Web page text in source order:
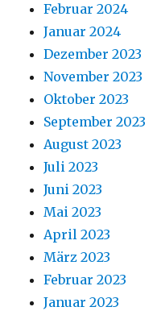
Februar 2024
Januar 2024
Dezember 2023
November 2023
Oktober 2023
September 2023
August 2023
Juli 2023
Juni 2023
Mai 2023
April 2023
März 2023
Februar 2023
Januar 2023